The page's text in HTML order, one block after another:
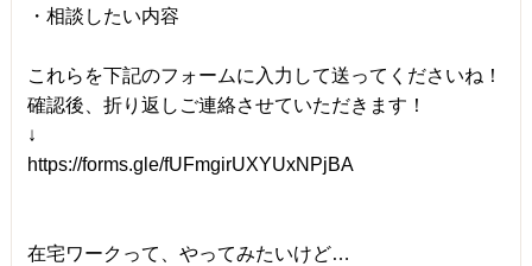
・相談したい内容
これらを下記のフォームに入力して送ってくださいね！
確認後、折り返しご連絡させていただきます！
↓
https://forms.gle/fUFmgirUXYUxNPjBA
在宅ワークって、やってみたいけど…